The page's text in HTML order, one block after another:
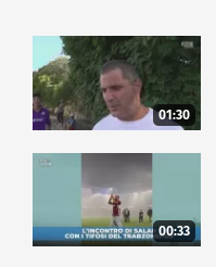
01:30
00:33